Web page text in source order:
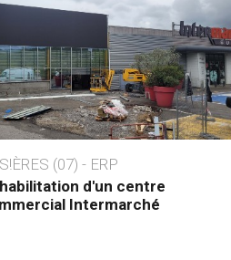
(07) - ERP
d'un centre
Intermarché